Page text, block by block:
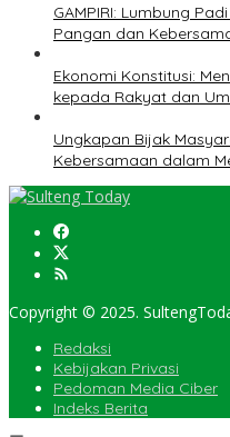
GAMPIRI: Lumbung
Pangan dan
Ekonomi Konstitusi:
kepada Rakyat dan
Ungkapan Bijak
Kebersamaan dalam
Copyright © 2025.
Redaksi
Kebijakan Privasi
Pedoman Media Ciber
Indeks Berita